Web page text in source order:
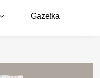
Gazetka